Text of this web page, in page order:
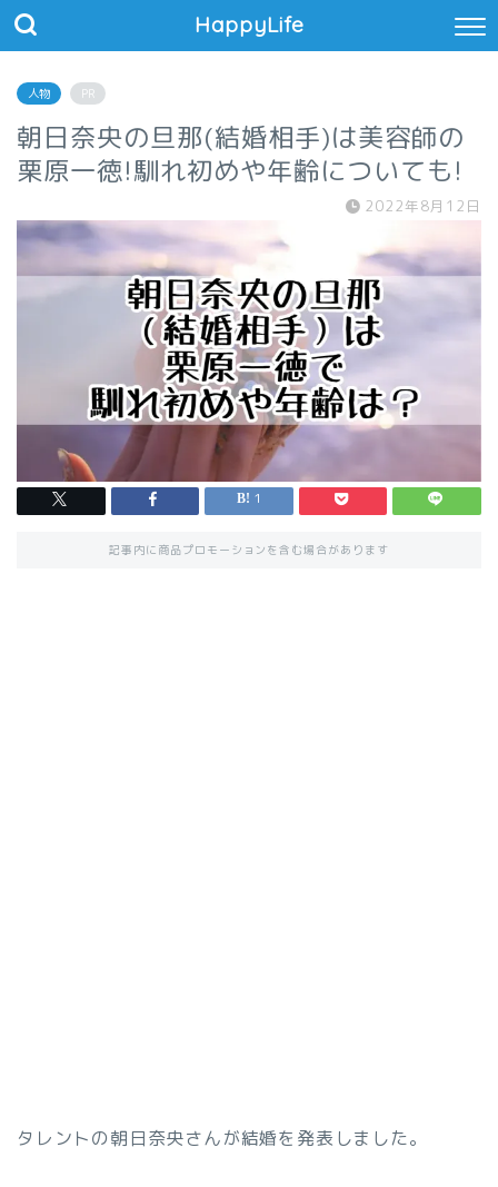
HappyLife
人物 PR
朝日奈央の旦那(結婚相手)は美容師の
栗原一徳!馴れ初めや年齢についても!
2022年8月12日
1
記事内に商品プロモーションを含む場合があります
タレントの朝日奈央さんが結婚を発表しました。